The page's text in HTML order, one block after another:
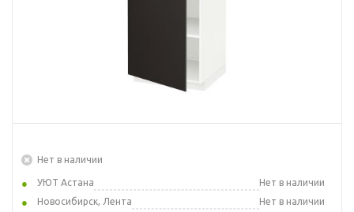
Нет в наличии
УЮТ Астана
Нет в наличии
Новосибирск, Лента
Нет в наличии